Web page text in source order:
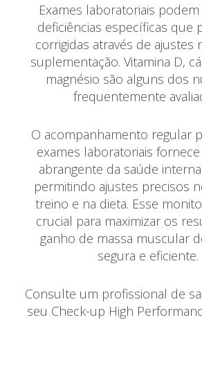
Exames laboratoriais
deficiências específicas que
corrigidas através de ajustes
suplementação. Vitamina D,
magnésio são alguns dos
frequentemente
O acompanhamento regular
exames laboratoriais
abrangente da saúde
permitindo ajustes precisos
treino e na dieta. Esse
crucial para maximizar os
ganho de massa muscular
segura e eficiente.
Consulte um profissional de
seu Check-up High